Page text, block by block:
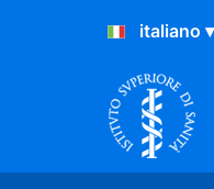
Salta al Contenuto
Salta al Footer